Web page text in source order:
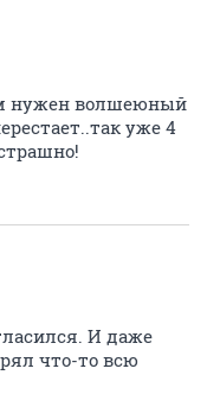
нужен волшеюный
уже 4
И даже
что-то всю